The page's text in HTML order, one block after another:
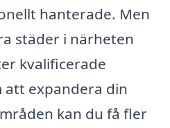
hanterade. Men
städer i närheten
kvalificerade
att expandera din
kan du få fler